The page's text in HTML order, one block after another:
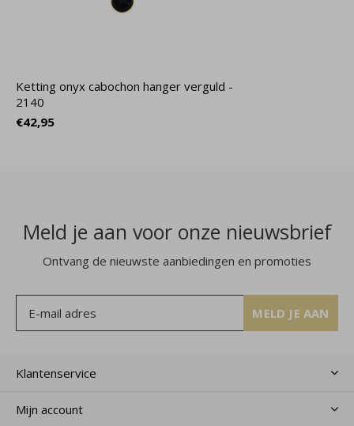
Ketting onyx cabochon hanger verguld -
2140
€42,95
Meld je aan voor onze nieuwsbrief
Ontvang de nieuwste aanbiedingen en promoties
MELD JE AAN
Klantenservice
Mijn account